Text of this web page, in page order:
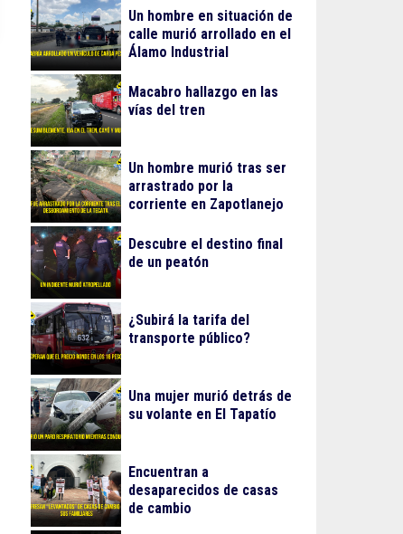
Un hombre en situación de
calle murió arrollado en el
Álamo Industrial
Macabro hallazgo en las
vías del tren
Un hombre murió tras ser
arrastrado por la
corriente en Zapotlanejo
Descubre el destino final
de un peatón
¿Subirá la tarifa del
transporte público?
Una mujer murió detrás de
su volante en El Tapatío
Encuentran a
desaparecidos de casas
de cambio